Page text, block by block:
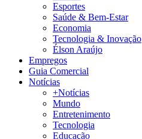
Esportes
Saúde & Bem-Estar
Economia
Tecnologia & Inovação
Élson Araújo
Empregos
Guia Comercial
Notícias
+Notícias
Mundo
Entretenimento
Tecnologia
Educação